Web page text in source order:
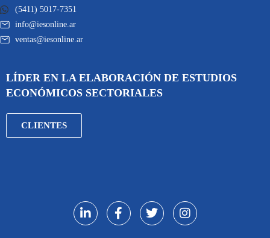
(5411) 5017-7351
info@iesonline.ar
ventas@iesonline.ar
LÍDER EN LA ELABORACIÓN DE ESTUDIOS
ECONÓMICOS SECTORIALES
CLIENTES